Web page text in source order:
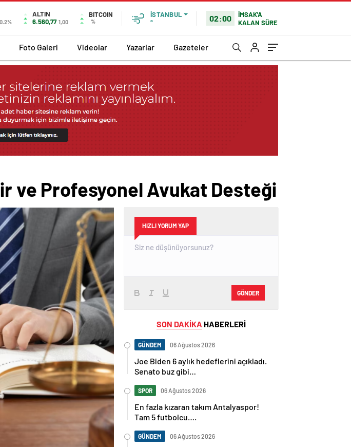
0.2%
ALTIN
6.560,77 1,00
BITCOIN
%
İSTANBUL
°
02:00
İMSAK'A
KALAN SÜRE
Foto Galeri Videolar Yazarlar Gazeteler
ve Profesyonel Avukat Desteği
HIZLI YORUM YAP
GÖNDER
SON DAKİKA HABERLERİ
GÜNDEM 06 Ağustos 2026
Joe Biden 6 aylık hedeflerini açıkladı.
Senato buz gibi…
SPOR 06 Ağustos 2026
En fazla kızaran takım Antalyaspor!
Tam 5 futbolcu….
GÜNDEM 06 Ağustos 2026